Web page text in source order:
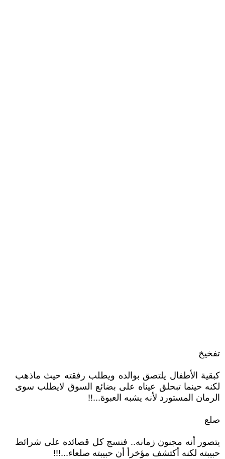
تفخيخ
كبقية الأطفال يلتصق بوالده ويطلب رفقته حيث ماذهب
لكنه حينما تبحلق عيناه على بضائع السوق لايطلب سوى
الرمان المستورد لأنه يشبه العبوة...!!
صلع
يتصور أنه مجنون زمانه.. فنسج كل قصائده على شرائط
حبيبته لكنه أكتشف مؤخرأ أن حبيبته صلعاء...!!!